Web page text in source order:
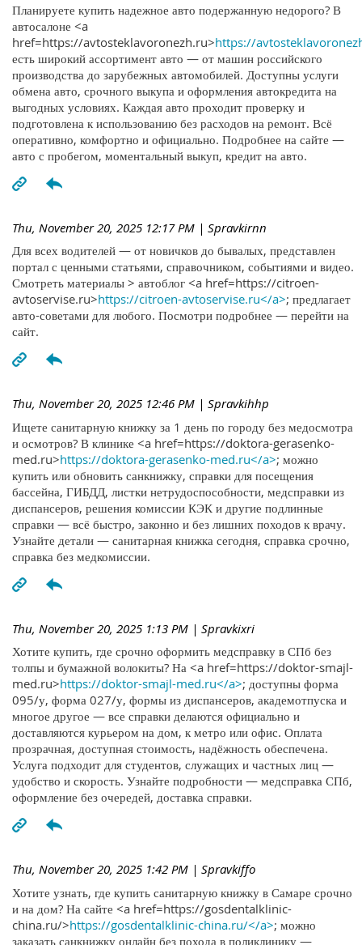
Планируете купить надежное авто подержанную недорого? В
автосалоне <a
href=https://avtosteklavoronezh.ru>https://
есть широкий ассортимент авто — от машин российского
производства до зарубежных автомобилей. Доступны услуги
обмена авто, срочного выкупа и оформления автокредита на
выгодных условиях. Каждая авто проходит проверку и
подготовлена к использованию без расходов на ремонт. Всё
оперативно, комфортно и официально. Подробнее на сайте —
авто с пробегом, моментальный выкуп, кредит на авто.
Thu, November 20, 2025 12:17 PM | Spravkirnn
Для всех водителей — от новичков до бывалых, представлен
портал с ценными статьями, справочником, событиями и видео.
Смотреть материалы > автоблог <a href=https://citroen-
avtoservise.ru>https://citroen-avtoservise.ru</a>; предлагает
авто-советами для любого. Посмотри подробнее — перейти на
сайт.
Thu, November 20, 2025 12:46 PM | Spravkihhp
Ищете санитарную книжку за 1 день по городу без медосмотра
и осмотров? В клинике <a href=https://doktora-gerasenko-
med.ru>https://doktora-gerasenko-med.ru</a>; можно
купить или обновить санкнижку, справки для посещения
бассейна, ГИБДД, листки нетрудоспособности, медсправки из
диспансеров, решения комиссии КЭК и другие подлинные
справки — всё быстро, законно и без лишних походов к врачу.
Узнайте детали — санитарная книжка сегодня, справка срочно,
справка без медкомиссии.
Thu, November 20, 2025 1:13 PM | Spravkixri
Хотите купить, где срочно оформить медсправку в СПб без
толпы и бумажной волокиты? На <a href=https://doktor-smajl-
med.ru>https://doktor-smajl-med.ru</a>; доступны форма
095/у, форма 027/у, формы из диспансеров, академотпуска и
многое другое — все справки делаются официально и
доставляются курьером на дом, к метро или офис. Оплата
прозрачная, доступная стоимость, надёжность обеспечена.
Услуга подходит для студентов, служащих и частных лиц —
удобство и скорость. Узнайте подробности — медсправка СПб,
оформление без очередей, доставка справки.
Thu, November 20, 2025 1:42 PM | Spravkiffo
Хотите узнать, где купить санитарную книжку в Самаре срочно
и на дом? На сайте <a href=https://gosdentalklinic-
china.ru/>https://gosdentalklinic-china.ru/</a>; можно
заказать санкнижку онлайн без похода в поликлинику —